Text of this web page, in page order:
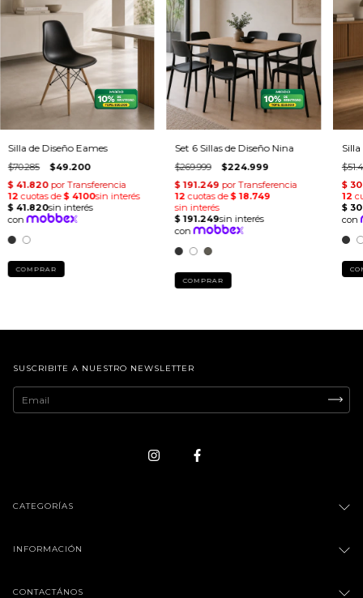
Silla de Diseño Eames
$70.285 $49.200
COMPRAR
Set 6 Sillas de Diseño Nina
$269.999 $224.999
COMPRAR
SUSCRIBITE A NUESTRO NEWSLETTER
CATEGORÍAS
INFORMACIÓN
CONTACTÁNOS